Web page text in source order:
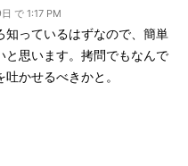
で 1:17 PM
知っているはずなので、簡単
と思います。拷問でもなんで
かせるべきかと。